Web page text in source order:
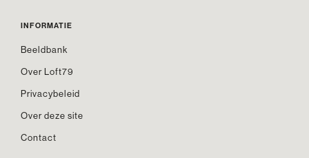
INFORMATIE
Beeldbank
Over Loft79
Privacybeleid
Over deze site
Contact